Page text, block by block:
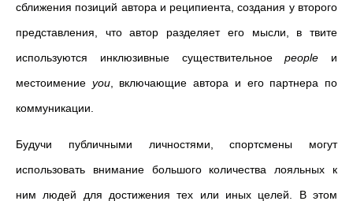
сближения позиций автора и реципиента, создания у второго
представления, что автор разделяет его мысли, в твите
используются инклюзивные существительноеpeople и
местоимение you, включающие автора и его партнера по
коммуникации.
Будучи публичными личностями, спортсмены могут
использовать внимание большого количества лояльных к
ним людей для достижения тех или иных целей. В этом